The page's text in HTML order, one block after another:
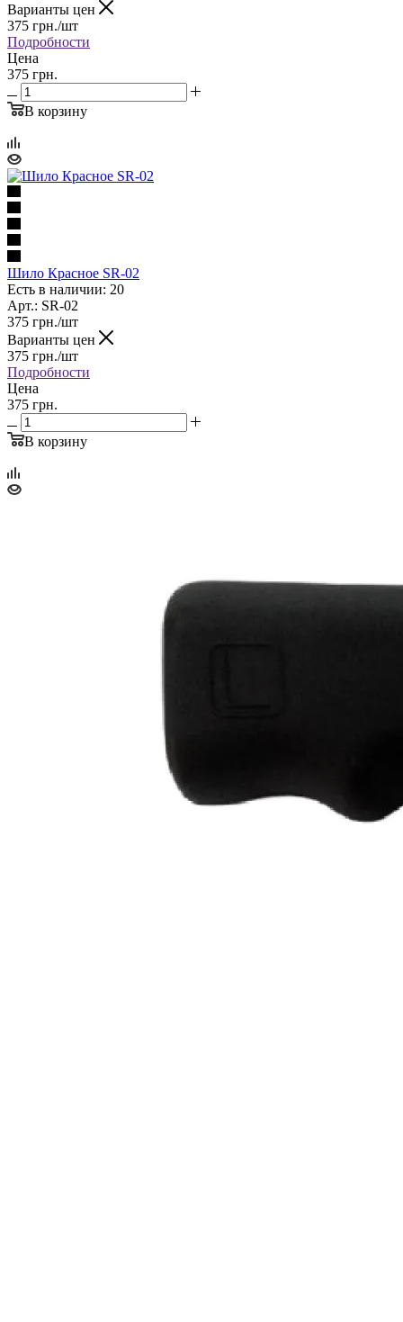
Варианты цен
375 грн./шт
Подробности
Цена
375 грн.
В корзину
Шило Красное SR-02
Есть в наличии: 20
Арт.: SR-02
375 грн./шт
Варианты цен
375 грн./шт
Подробности
Цена
375 грн.
В корзину